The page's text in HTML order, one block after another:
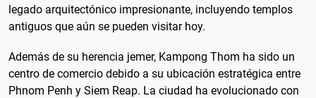
legado arquitectónico impresionante, incluyendo templos
antiguos que aún se pueden visitar hoy.
Además de su herencia jemer, Kampong Thom ha sido un
centro de comercio debido a su ubicación estratégica entre
Phnom Penh y Siem Reap. La ciudad ha evolucionado con